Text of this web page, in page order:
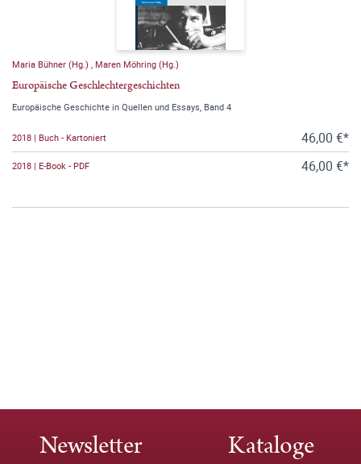
Maria Bühner (Hg.) Maren Möhring (Hg.)
Europäische Geschlechtergeschichten
Europäische Geschichte in Quellen und Essays, Band 4
2018 | Buch - Kartoniert 46,00 €*
2018 | E-Book - PDF 46,00 €*
Newsletter Kataloge